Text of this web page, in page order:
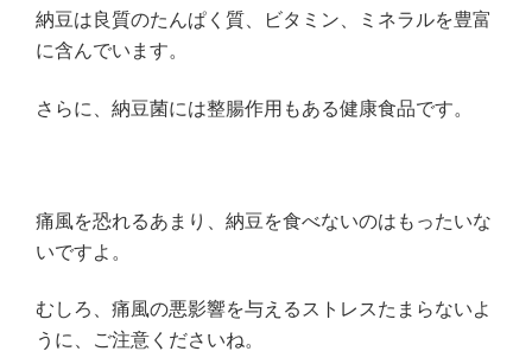
納豆は良質のたんぱく質、ビタミン、ミネラルを豊富
に含んでいます。
さらに、納豆菌には整腸作用もある健康食品です。
痛風を恐れるあまり、納豆を食べないのはもったいな
いですよ。
むしろ、痛風の悪影響を与えるストレスたまらないよ
うに、ご注意くださいね。